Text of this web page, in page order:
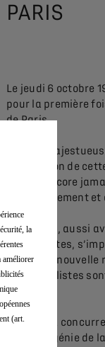
PARIS
Le jeudi 6 octobre
pour la première
de Paris.
Sous la
l’apparition de
n’avait encore
fois étonnement
Ses lignes, aussi
qu’élégantes,
comme la nouvelle
les journalistes
charme.
Quant à la
saluer le génie de
la
améliorer
(art.